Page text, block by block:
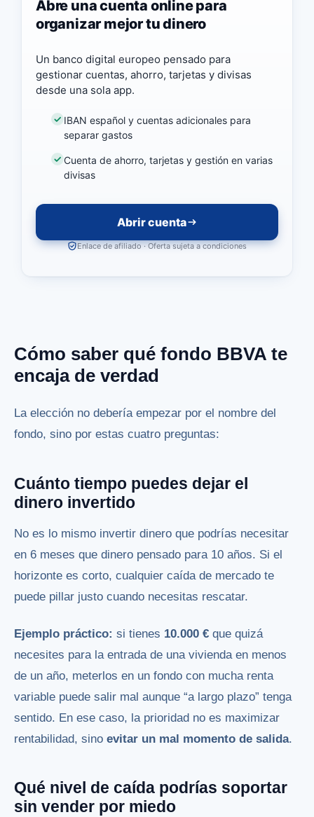
Abre una cuenta online para
organizar mejor tu dinero
Un banco digital europeo pensado para
gestionar cuentas, ahorro, tarjetas y divisas
desde una sola app.
IBAN español y cuentas adicionales para
separar gastos
Cuenta de ahorro, tarjetas y gestión en varias
divisas
Abrir cuenta
Enlace de afiliado · Oferta sujeta a condiciones
Cómo saber qué fondo BBVA te
encaja de verdad
La elección no debería empezar por el nombre del
fondo, sino por estas cuatro preguntas:
Cuánto tiempo puedes dejar el
dinero invertido
No es lo mismo invertir dinero que podrías necesitar
en 6 meses que dinero pensado para 10 años. Si el
horizonte es corto, cualquier caída de mercado te
puede pillar justo cuando necesitas rescatar.
Ejemplo práctico: si tienes 10.000 € que quizá
necesites para la entrada de una vivienda en menos
de un año, meterlos en un fondo con mucha renta
variable puede salir mal aunque “a largo plazo” tenga
sentido. En ese caso, la prioridad no es maximizar
rentabilidad, sino evitar un mal momento de salida.
Qué nivel de caída podrías soportar
sin vender por miedo